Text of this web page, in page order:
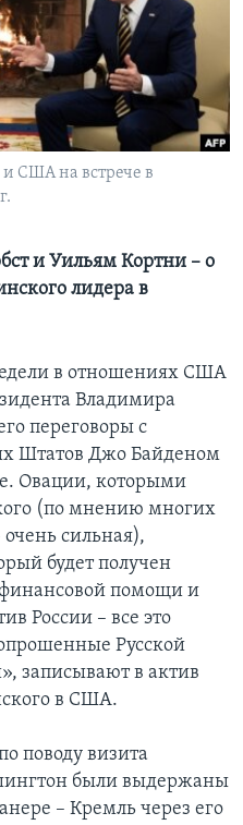
США на встрече в
и Уильям Кортни – о
лидера в
в отношениях США
Владимира
переговоры с
Штатов Джо Байденом
Овации, которыми
(по мнению многих
сильная),
будет получен
помощи и
России – все это
Русской
записывают в актив
в США.
поводу визита
были выдержаны
– Кремль через его